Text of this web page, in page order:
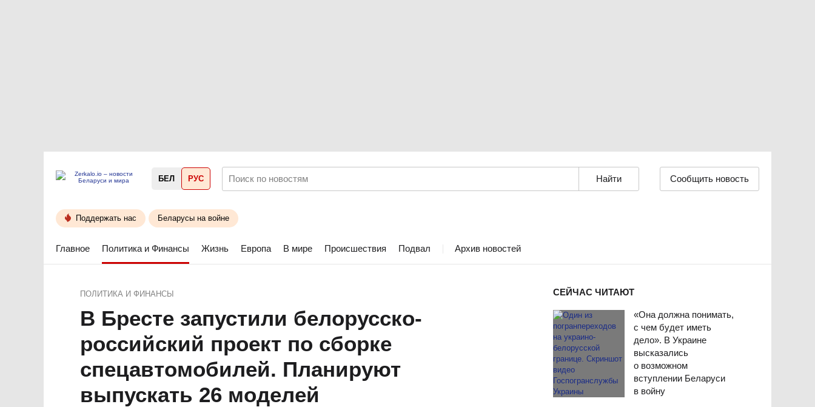
БЕЛ РУС Сообщить новость
Поддержать нас Беларусы на войне
Главное Политика и Финансы Жизнь Европа В мире Происшествия Подвал Архив новостей
СЕЙЧАС ЧИТАЮТ
«Она должна понимать,
с чем будет иметь
дело». В Украине
высказались
о возможном
вступлении Беларуси
в войну
ПОЛИТИКА И ФИНАНСЫ
В Бресте запустили белорусско-
российский проект по сборке
спецавтомобилей. Планируют
выпускать 26 моделей